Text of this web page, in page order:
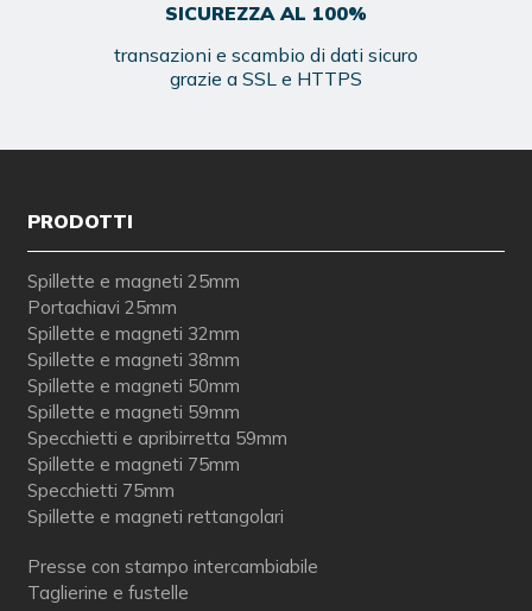
SICUREZZA AL 100%
transazioni e scambio di dati sicuro
grazie a SSL e HTTPS
PRODOTTI
Spillette e magneti 25mm
Portachiavi 25mm
Spillette e magneti 32mm
Spillette e magneti 38mm
Spillette e magneti 50mm
Spillette e magneti 59mm
Specchietti e apribirretta 59mm
Spillette e magneti 75mm
Specchietti 75mm
Spillette e magneti rettangolari
Presse con stampo intercambiabile
Taglierine e fustelle